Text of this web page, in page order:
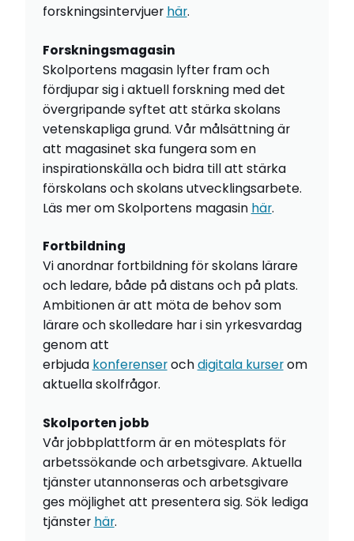
forskningsintervjuer här.
Forskningsmagasin
Skolportens magasin lyfter fram och
fördjupar sig i aktuell forskning med det
övergripande syftet att stärka skolans
vetenskapliga grund. Vår målsättning är
att magasinet ska fungera som en
inspirationskälla och bidra till att stärka
förskolans och skolans utvecklingsarbete.
Läs mer om Skolportens magasin här.
Fortbildning
Vi anordnar fortbildning för skolans lärare
och ledare, både på distans och på plats.
Ambitionen är att möta de behov som
lärare och skolledare har i sin yrkesvardag
genom att
erbjuda konferenserochdigitala kurserom
aktuella skolfrågor.
Skolporten jobb
Vår jobbplattform är en mötesplats för
arbetssökande och arbetsgivare. Aktuella
tjänster utannonseras och arbetsgivare
ges möjlighet att presentera sig. Sök lediga
tjänster här.